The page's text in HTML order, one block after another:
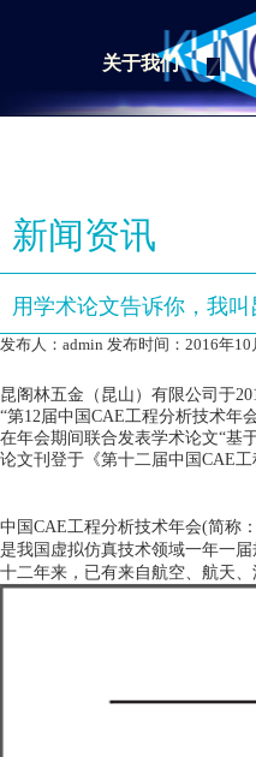
关于我们
新闻资讯
用学术论文告诉你，我叫
发布人：admin 发布时间：2016年
昆阁林五金（昆山）有限公司于
“第12届中国 CAE工程分析技术年
在年会期间联合发表学术论文“基
论文刊登于《第十二届中国 CAE工
中国 CAE工程分析技术年会(简称
是我国虚拟仿真技术领域一年一
十二年来，已有来自航空、航天